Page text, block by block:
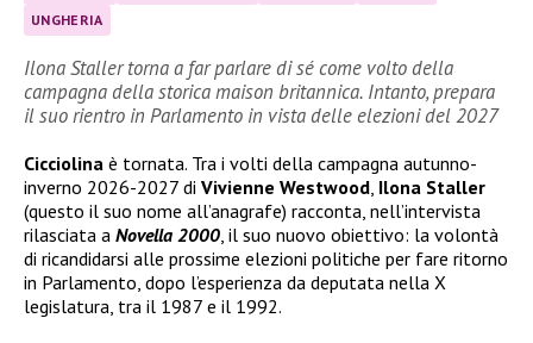
UNGHERIA
Ilona Staller torna a far parlare di sé come volto della
campagna della storica maison britannica. Intanto, prepara
il suo rientro in Parlamento in vista delle elezioni del 2027
Cicciolina è tornata. Tra i volti della campagna autunno-
inverno 2026-2027 di Vivienne Westwood, Ilona Staller
(questo il suo nome all’anagrafe) racconta, nell’intervista
rilasciata a Novella 2000, il suo nuovo obiettivo: la volontà
di ricandidarsi alle prossime elezioni politiche per fare ritorno
in Parlamento, dopo l’esperienza da deputata nella X
legislatura, tra il 1987 e il 1992.